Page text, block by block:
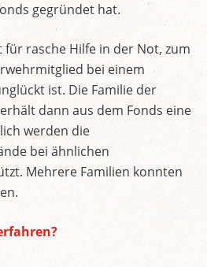
gegründet hat.
rasche Hilfe in der Not, zum
bei einem
ist. Die Familie der
dann aus dem Fonds eine
werden die
bei ähnlichen
Mehrere Familien konnten